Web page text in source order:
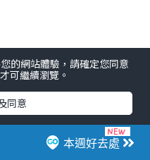
本週好去處
的網站體驗，請確定您同意
才可繼續瀏覽。
同意